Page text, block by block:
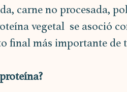
carne no procesada,
vegetal  se asoció
final más importante de